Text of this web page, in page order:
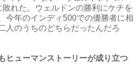
れた。ウェルドンの勝利にケチを
今年のインディ500での優勝者に相
人のうちのどちらだったんだろ
ヒューマンストーリーが成り立つ